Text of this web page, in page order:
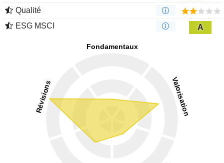
Qualité
ESG MSCI
A